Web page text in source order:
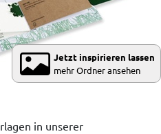
Jetzt inspirieren lassen
mehr Ordner ansehen
in unserer